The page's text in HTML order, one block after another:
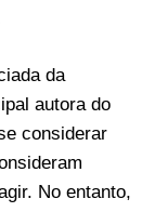
da
autora do
considerar
No entanto,